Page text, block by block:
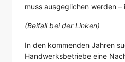
muss ausgeglichen werden –
(Beifall bei der Linken)
In den kommenden Jahren
Handwerksbetriebe eine